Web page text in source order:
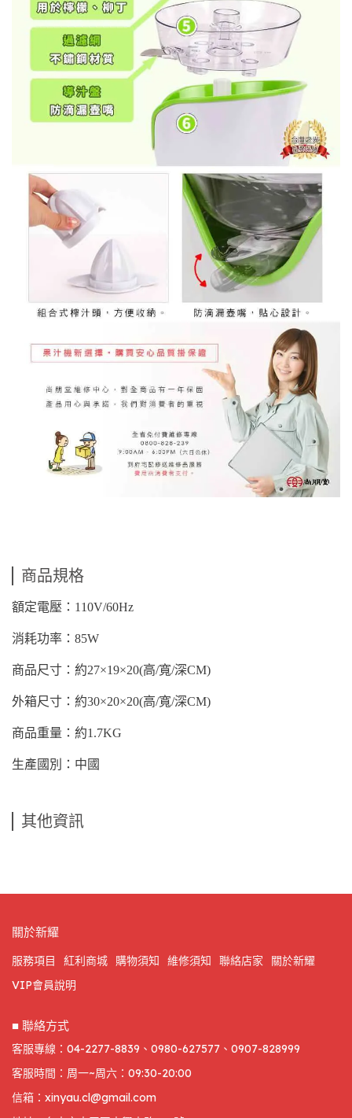
商品規格
額定電壓：110V/60Hz
消耗功率：85W
商品尺寸：約27×19×20(高/寬/深CM)
外箱尺寸：約30×20×20(高/寬/深CM)
商品重量：約1.7KG
生產國別：中國
其他資訊
關於新耀
服務項目 紅利商城 購物須知 維修須知 聯絡店家
關於新耀
VIP會員說明
■ 聯絡方式
客服專線：04-2277-8839、0980-627577、0907-828999
客服時間：周一~周六：09:30-20:00
信箱：xinyau.cl@gmail.com